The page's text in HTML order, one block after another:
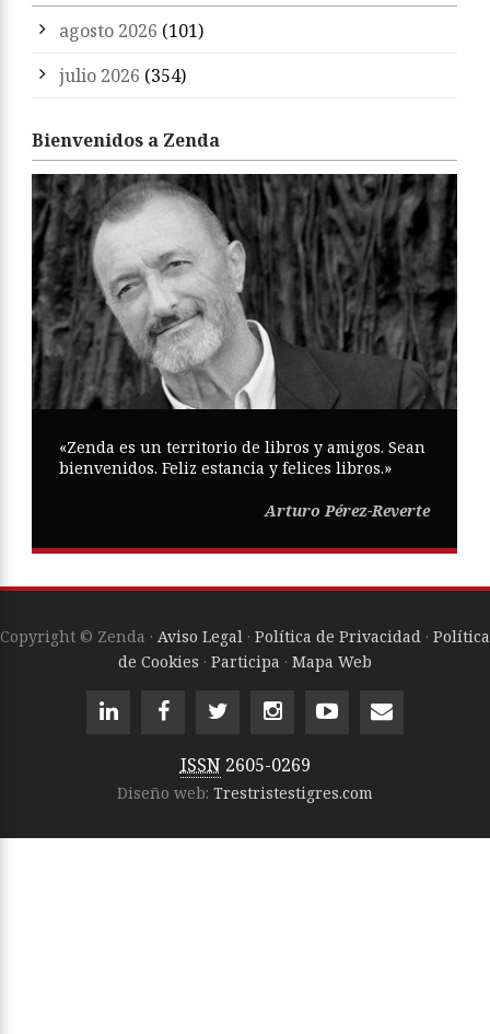
agosto 2026 (101)
julio 2026 (354)
Bienvenidos a Zenda
«Zenda es un territorio de libros y amigos. Sean
bienvenidos. Feliz estancia y felices libros.»
Arturo Pérez-Reverte
Copyright © Zenda · Aviso Legal · Política de Privacidad · Política
de Cookies · Participa · Mapa Web
ISSN 2605-0269
Diseño web: Trestristestigres.com